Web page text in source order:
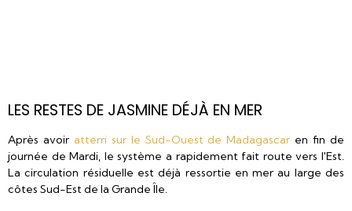
LES RESTES DE JASMINE DÉJÀ EN MER
Après avoir atterri sur le Sud-Ouest de Madagascar en fin de
journée de Mardi, le système a rapidement fait route vers l'Est.
La circulation résiduelle est déjà ressortie en mer au large des
côtes Sud-Est de la Grande Île.